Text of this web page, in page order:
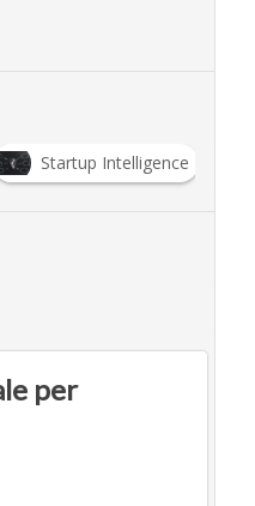
Startup Intelligence
per